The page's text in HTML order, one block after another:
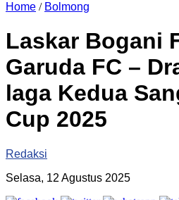
Home / Bolmong
Laskar Bogani
Garuda FC –
laga Kedua
Cup 2025
Redaksi
Selasa, 12 Agustus 2025